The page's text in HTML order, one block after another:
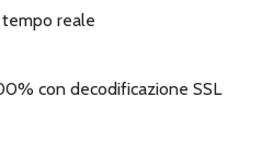
reale
con decodificazione SSL